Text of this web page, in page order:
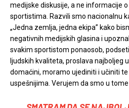
medijske diskusije, a ne informacije
sportistima. Razvili smo nacionalnu
„Jedna zemlja, jedna ekipa” kako
negativnih medijskih glasina i
svakim sportistom ponaosob,
ljudskih kvaliteta, proslava najboljeg
domaćini, moramo ujediniti i učiniti
uspešnijima. Verujem da smo u tome